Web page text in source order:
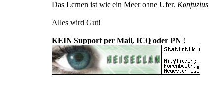
Das Lernen ist wie ein Meer ohne Ufer. Konfuzius
Alles wird Gut!
KEIN Support per Mail, ICQ oder PN !